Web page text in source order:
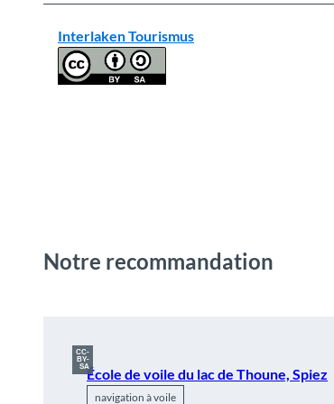
Interlaken Tourismus
Notre recommandation
CC-
BY-
SAÉcole de voile du lac de Thoune, Spiez
navigation à voile